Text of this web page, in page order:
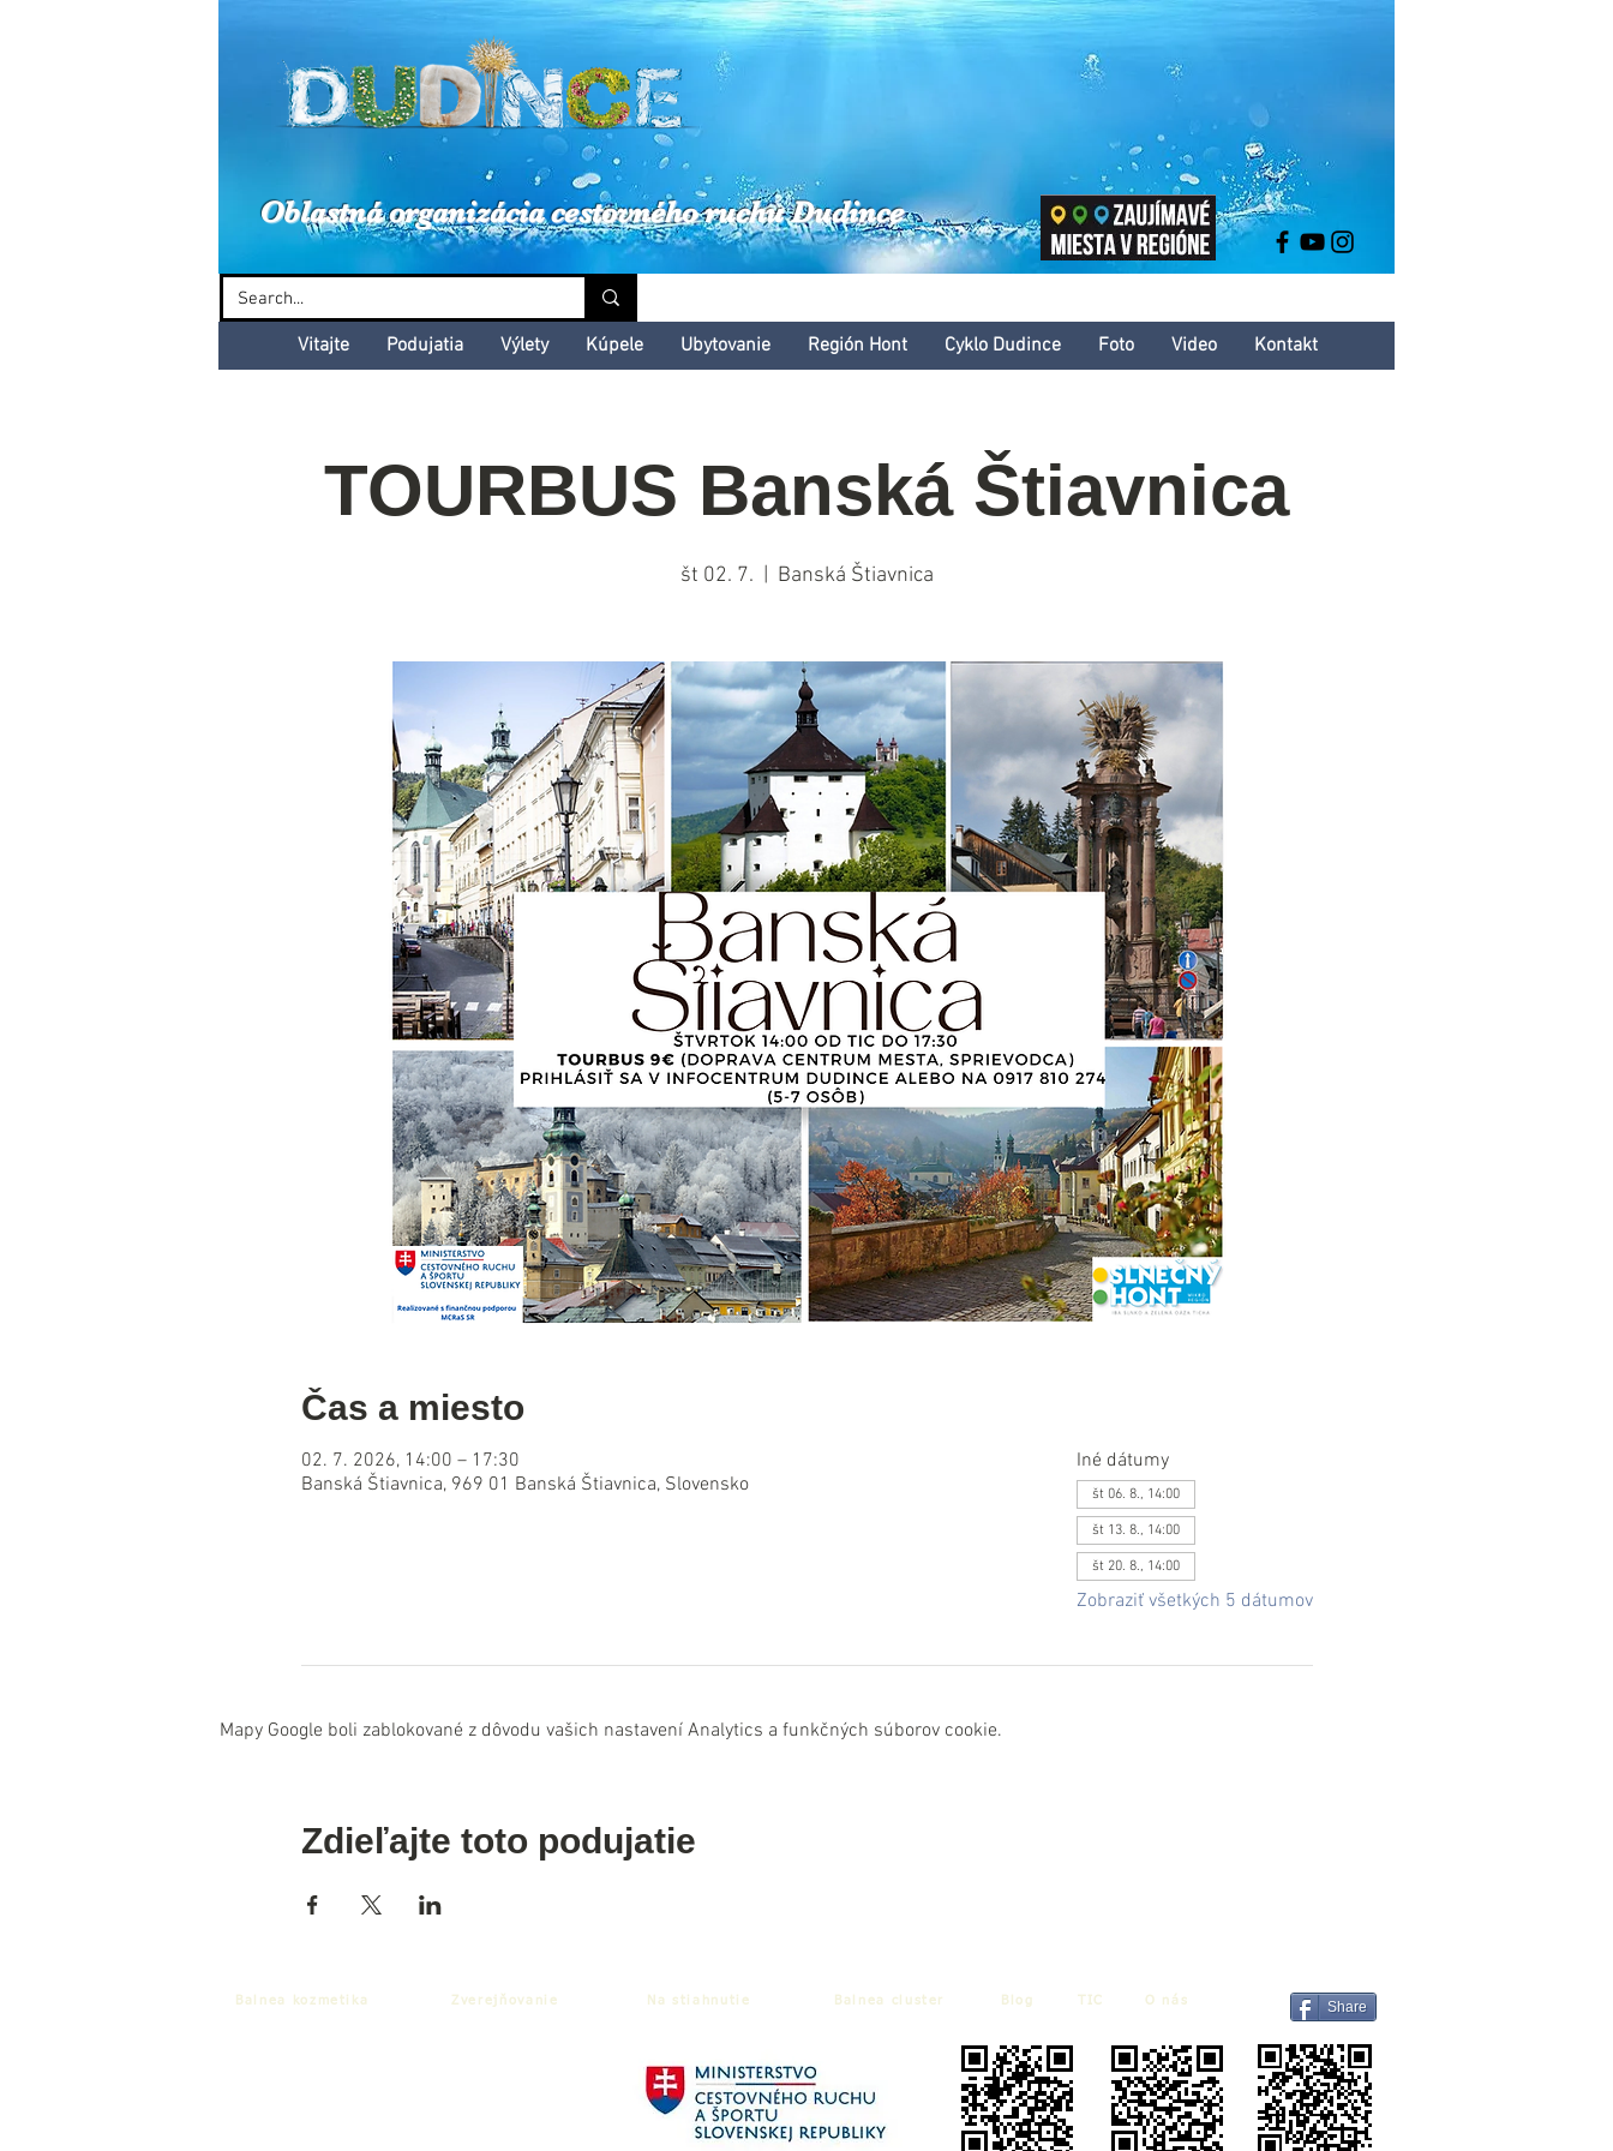
Dudinské kultúrne leto
Oblastná organizácia cestovného ruchu Dudince
Vitajte Podujatia Výlety Kúpele Ubytovanie Región Hont Cyklo Dudince Foto Video Kontakt
TOURBUS Banská Štiavnica
št 02. 7. Banská Štiavnica
Čas a miesto
02. 7. 2026, 14:00 – 17:30
Banská Štiavnica, 969 01 Banská Štiavnica, Slovensko
Iné dátumy
št 06. 8., 14:00
št 13. 8., 14:00
št 20. 8., 14:00
Zobraziť všetkých 5 dátumov
Mapy Google boli zablokované z dôvodu vašich nastavení Analytics a funkčných súborov cookie.
Zdieľajte toto podujatie
Balnea kozmetika Zverejňovanie Na stiahnutie Balnea cluster Blog TIC O nás Share